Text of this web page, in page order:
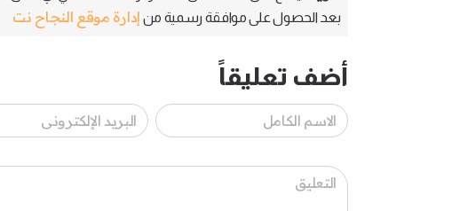
بعد الحصول على موافقة رسمية من إدارة موقع النجاح نت
أضف تعليقاً